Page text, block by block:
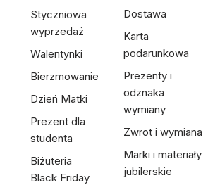
Styczniowa
wyprzedaż
Walentynki
Bierzmowanie
Dzień Matki
Prezent dla
studenta
Biżuteria
Black Friday
Dostawa
Karta
podarunkowa
Prezenty i
odznaka
wymiany
Zwrot i wymiana
Marki i materiały
jubilerskie